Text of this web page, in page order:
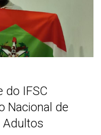
do IFSC
Nacional de
Adultos